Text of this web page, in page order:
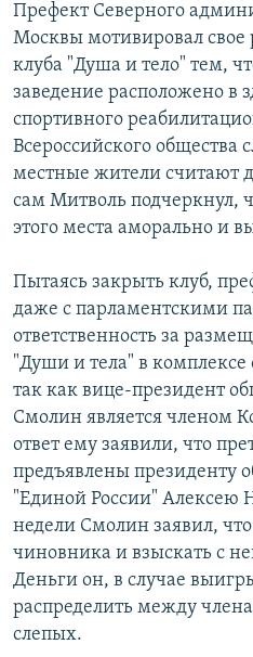
Префект Северного
Москвы мотивировал
клуба "Душа и тело" тем,
заведение расположено в
спортивного
Всероссийского
местные жители считают
сам Митволь подчеркнул,
этого места аморально и
Пытаясь закрыть клуб,
даже с парламентскими
ответственность за
"Души и тела" в
так как вице-президент
Смолин является членом
ответ ему заявили, что
предъявлены президенту
"Единой России" Алексею
недели Смолин заявил,
чиновника и взыскать с
Деньги он, в случае
распределить между
слепых.